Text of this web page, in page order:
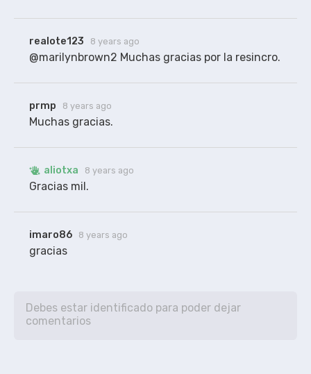
realote123 8 years ago
@marilynbrown2 Muchas gracias por la resincro.
prmp 8 years ago
Muchas gracias.
aliotxa 8 years ago
Gracias mil.
imaro86 8 years ago
gracias